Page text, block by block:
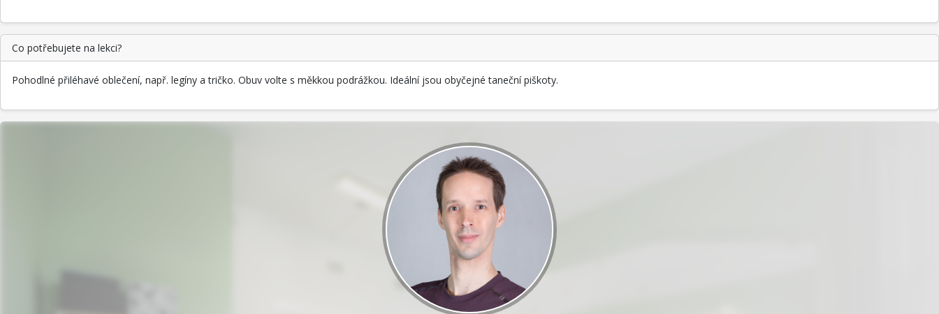
Co potřebujete na lekci?
Pohodlné přiléhavé oblečení, např. legíny a tričko. Obuv volte s měkkou podrážkou. Ideální jsou obyčejné taneční piškoty.